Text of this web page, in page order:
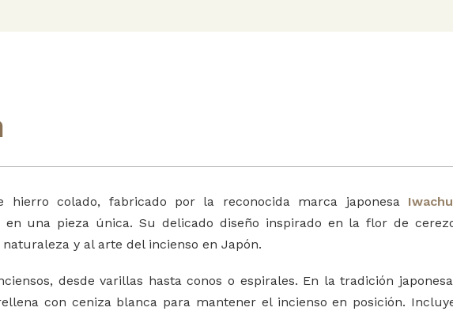
hierro colado, fabricado por la reconocida marca japonesa Iwachu
una pieza única. Su delicado diseño inspirado en la flor de
y al arte del incienso en Japón.
desde varillas hasta conos o espirales. En la tradición
con ceniza blanca para mantener el incienso en posición.